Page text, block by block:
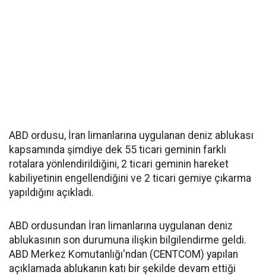
ABD ordusu, İran limanlarına uygulanan deniz ablukası
kapsamında şimdiye dek 55 ticari geminin farklı
rotalara yönlendirildiğini, 2 ticari geminin hareket
kabiliyetinin engellendiğini ve 2 ticari gemiye çıkarma
yapıldığını açıkladı.
ABD ordusundan İran limanlarına uygulanan deniz
ablukasının son durumuna ilişkin bilgilendirme geldi.
ABD Merkez Komutanlığı'ndan (CENTCOM) yapılan
açıklamada ablukanın katı bir şekilde devam ettiği